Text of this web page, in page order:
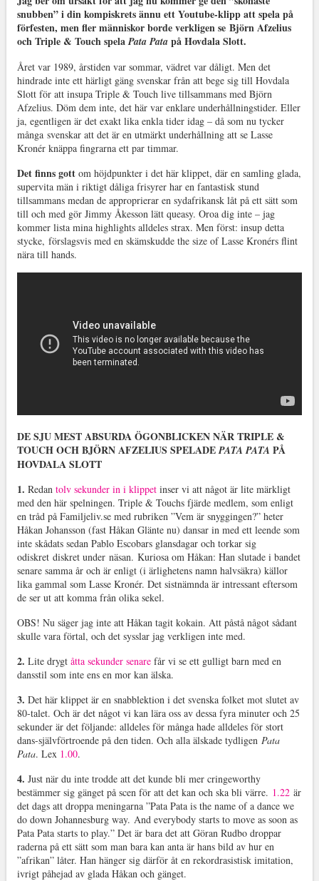
snubben” i din kompiskrets ännu ett Youtube-klipp att spela på
förfesten, men fler människor borde verkligen se Björn Afzelius
och Triple & Touch spelaPata Patapå Hovdala Slott.
Året var 1989, årstiden var sommar, vädret var dåligt. Men det
hindrade inte ett härligt gäng svenskar från att bege sig till Hovdala
Slott för att insupa Triple & Touch live tillsammans med Björn
Afzelius. Döm dem inte, det här var enklare underhållningstider. Eller
ja, egentligen är det exakt lika enkla tider idag – då som nu tycker
många svenskar att det är en utmärkt underhållning att se Lasse
Kronér knäppa fingrarna ett par timmar.
Det finns gottom höjdpunkter i det här klippet, där en samling glada,
supervita män i riktigt dåliga frisyrer har en fantastisk stund
tillsammans medan de approprierar en sydafrikansk låt på ett sätt som
till och med gör Jimmy Åkesson lätt queasy. Oroa dig inte – jag
kommer lista mina highlights alldeles strax. Men först: insup detta
stycke, förslagsvis med en skämskudde the size of Lasse Kronérs flint
nära till hands.
DE SJU MEST ABSURDA ÖGONBLICKEN NÄR TRIPLE &
TOUCH OCH BJÖRN AFZELIUS SPELADEPATA PATA PÅ
HOVDALA SLOTT
1. Redan tolv sekunder in i klippetinser vi att något är lite märkligt
med den här spelningen. Triple & Touchs fjärde medlem, som enligt
en tråd på Familjeliv.se med rubriken ”Vem är snyggingen?” heter
Håkan Johansson (fast Håkan Glänte nu) dansar in med ett leende som
inte skådats sedan Pablo Escobars glansdagar och torkar sig
odiskret diskret under näsan. Kuriosa om Håkan: Han slutade i bandet
senare samma år och är enligt (i ärlighetens namn halvsäkra) källor
lika gammal som Lasse Kronér. Det sistnämnda är intressant eftersom
de ser ut att komma från olika sekel.
OBS! Nu säger jag inte att Håkan tagit kokain. Att påstå något sådant
skulle vara förtal, och det sysslar jag verkligen inte med.
2. Lite drygt åtta sekunder senarefår vi se ett gulligt barn med en
dansstil som inte ens en mor kan älska.
3. Det här klippet är en snabblektion i det svenska folket mot slutet av
80-talet. Och är det något vi kan lära oss av dessa fyra minuter och 25
sekunder är det följande: alldeles för många hade alldeles för stort
dans-självförtroende på den tiden. Och alla älskade tydligen Pata
Pata. Lex 1.00.
4. Just när du inte trodde att det kunde bli mer cringeworthy
bestämmer sig gänget på scen för att det kan och ska bli värre. 1.22är
det dags att droppa meningarna ”Pata Pata is the name of a dance we
do down Johannesburg way. And everybody starts to move as soon as
Pata Pata starts to play.” Det är bara det att Göran Rudbo droppar
raderna på ett sätt som man bara kan anta är hans bild av hur en
”afrikan” låter. Han hänger sig därför åt en rekordrasistisk imitation,
ivrigt påhejad av glada Håkan och gänget.